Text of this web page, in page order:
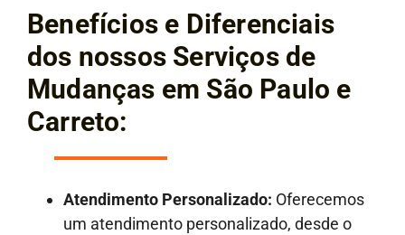
Benefícios e Diferenciais
dos nossos Serviços de
Mudanças em São Paulo e
Carreto:
Atendimento Personalizado: Oferecemos
um atendimento personalizado, desde o